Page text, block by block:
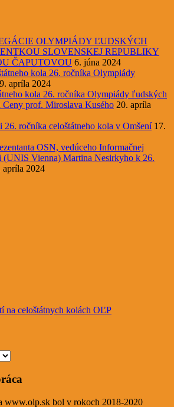
OLYMPIÁDY ĽUDSKÝCH
SLOVENSKEJ REPUBLIKY
ČAPUTOVOU 6. júna 2024
kola 26. ročníka Olympiády
apríla 2024
kola 26. ročníka Olympiády ľudských
Ceny prof. Miroslava Kusého 20. apríla
26. ročníka celoštátneho kola v Omšení 17.
OSN, vedúceho Informačnej
(UNIS Vienna) Martina Nesirkyho k 26.
apríla 2024
na celoštátnych kolách OĽP
www.olp.sk bol v rokoch 2018-2020